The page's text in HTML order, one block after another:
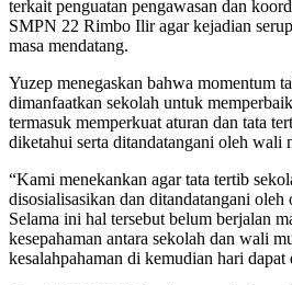
terkait penguatan pengawasan dan
SMPN 22 Rimbo Ilir agar kejadian
masa mendatang.
Yuzep menegaskan bahwa momentum
dimanfaatkan sekolah untuk
termasuk memperkuat aturan dan tata
diketahui serta ditandatangani oleh wali
“Kami menekankan agar tata tertib
disosialisasikan dan ditandatangani
Selama ini hal tersebut belum berjalan
kesepahaman antara sekolah dan wali
kesalahpahaman di kemudian hari